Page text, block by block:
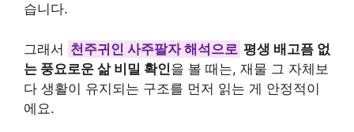
습니다.
그래서 천주귀인 사주팔자 해석으로 평생 배고픔 없
는 풍요로운 삶 비밀 확인을 볼 때는, 재물 그 자체보
다 생활이 유지되는 구조를 먼저 읽는 게 안정적이
에요.